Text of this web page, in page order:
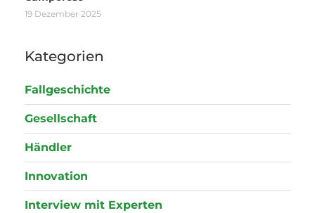
19 Dezember 2025
Kategorien
Fallgeschichte
Gesellschaft
Händler
Innovation
Interview mit Experten